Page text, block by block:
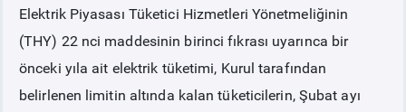
VADELİ ELEKTRİK PİYASASI
PİYASAKAYITSÜRECİ
Elektrik Piyasası Tüketici Hizmetleri Yönetmeliğinin
(THY) 22 nci maddesinin birinci fıkrası uyarınca bir
önceki yıla ait elektrik tüketimi, Kurul tarafından
belirlenen limitin altında kalan tüketicilerin, Şubat ayı